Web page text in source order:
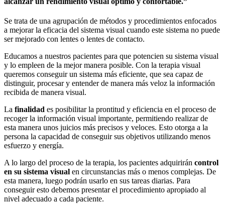
Se trata de una agrupación de métodos y procedimientos enfocados
a mejorar la eficacia del sistema visual cuando este sistema no puede
ser mejorado con lentes o lentes de contacto.
Educamos a nuestros pacientes para que potencien su sistema visual
y lo empleen de la mejor manera posible. Con la terapia visual
queremos conseguir un sistema más eficiente, que sea capaz de
distinguir, procesar y entender de manera más veloz la información
recibida de manera visual.
La finalidad es posibilitar la prontitud y eficiencia en el proceso de
recoger la información visual importante, permitiendo realizar de
esta manera unos juicios más precisos y veloces. Esto otorga a la
persona la capacidad de conseguir sus objetivos utilizando menos
esfuerzo y energía.
A lo largo del proceso de la terapia, los pacientes adquirirán control
en su sistema visual en circunstancias más o menos complejas. De
esta manera, luego podrán usarlo en sus tareas diarias. Para
conseguir esto debemos presentar el procedimiento apropiado al
nivel adecuado a cada paciente.